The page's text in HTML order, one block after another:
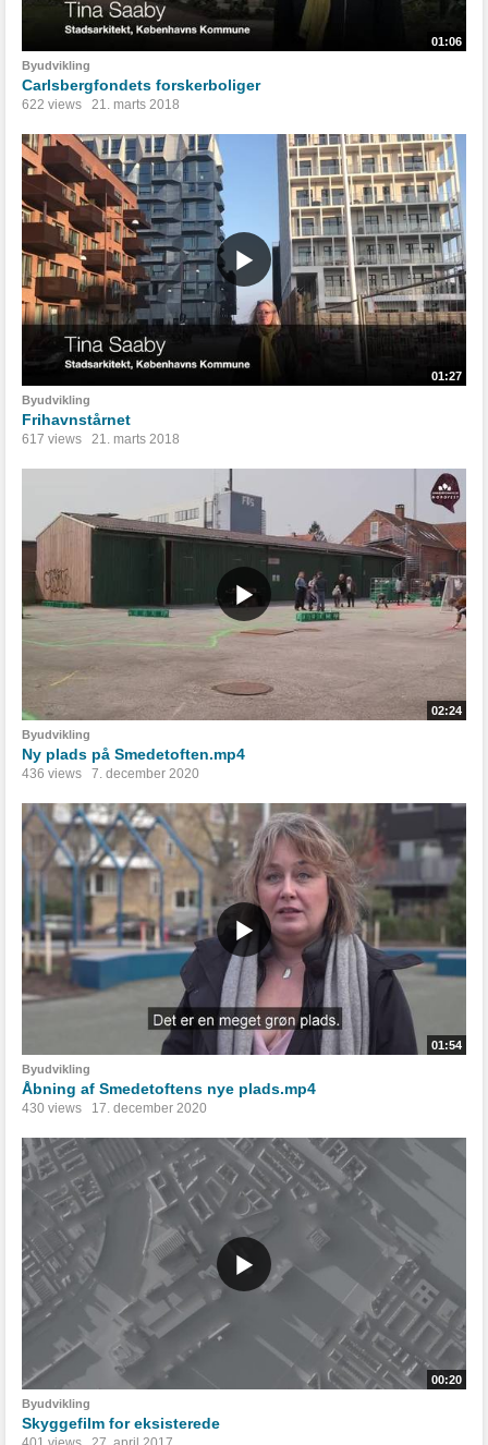
01:06
Byudvikling
Carlsbergfondets forskerboliger
622 views 21. marts 2018
01:27
Byudvikling
Frihavnstårnet
617 views 21. marts 2018
02:24
Byudvikling
Ny plads på Smedetoften.mp4
436 views 7. december 2020
01:54
Byudvikling
Åbning af Smedetoftens nye plads.mp4
430 views 17. december 2020
00:20
Byudvikling
Skyggefilm for eksisterede